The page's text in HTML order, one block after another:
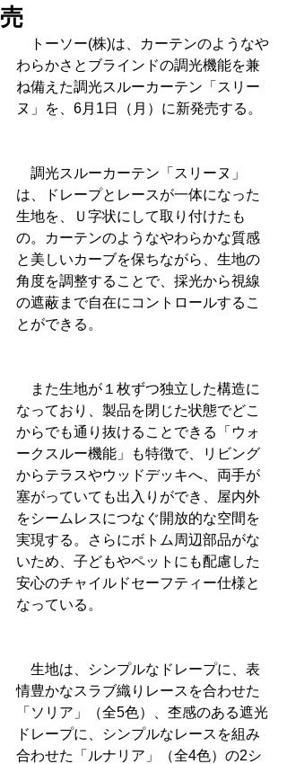
売
トーソー(株)は、カーテンのようなや
わらかさとブラインドの調光機能を兼
ね備えた調光スルーカーテン「スリー
ヌ」を、6月1日（月）に新発売する。
調光スルーカーテン「スリーヌ」
は、ドレープとレースが一体になった
生地を、Ｕ字状にして取り付けたも
の。カーテンのようなやわらかな質感
と美しいカーブを保ちながら、生地の
角度を調整することで、採光から視線
の遮蔽まで自在にコントロールするこ
とができる。
また生地が１枚ずつ独立した構造に
なっており、製品を閉じた状態でどこ
からでも通り抜けることできる「ウォ
ークスルー機能」も特徴で、リビング
からテラスやウッドデッキへ、両手が
塞がっていても出入りができ、屋内外
をシームレスにつなぐ開放的な空間を
実現する。さらにボトム周辺部品がな
いため、子どもやペットにも配慮した
安心のチャイルドセーフティー仕様と
なっている。
生地は、シンプルなドレープに、表
情豊かなスラブ織りレースを合わせた
「ソリア」（全5色）、杢感のある遮光
ドレープに、シンプルなレースを組み
合わせた「ルナリア」（全4色）の2シ